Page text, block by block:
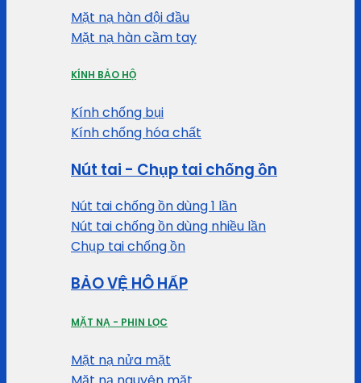
Mặt nạ hàn đội đầu
Mặt nạ hàn cầm tay
KÍNH BẢO HỘ
Kính chống bụi
Kính chống hóa chất
Nút tai - Chụp tai chống ồn
Nút tai chống ồn dùng 1 lần
Nút tai chống ồn dùng nhiều lần
Chụp tai chống ồn
BẢO VỆ HÔ HẤP
MẶT NẠ - PHIN LỌC
Mặt nạ nửa mặt